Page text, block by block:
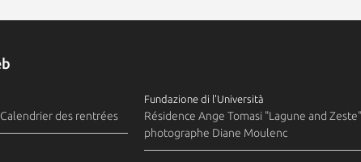
des rentrées
Fundazione di l'Università
Résidence Ange Tomasi "Lagune and
photographe Diane Moulenc